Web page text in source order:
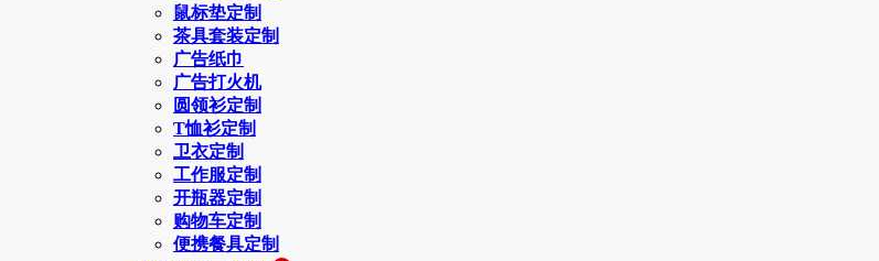
鼠标垫定制
茶具套装定制
广告纸巾
广告打火机
圆领衫定制
T恤衫定制
卫衣定制
工作服定制
开瓶器定制
购物车定制
便携餐具定制